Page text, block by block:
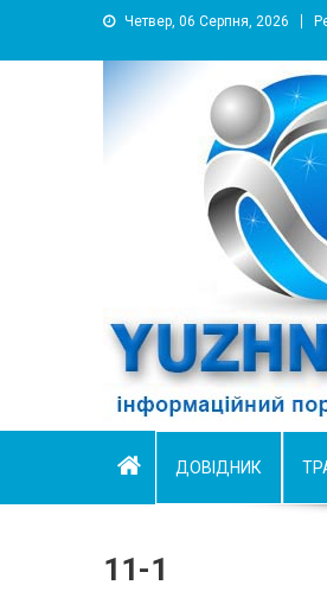
Четвер, 06 Серпня, 2026
информационный
ДОВІДНИК
11-1